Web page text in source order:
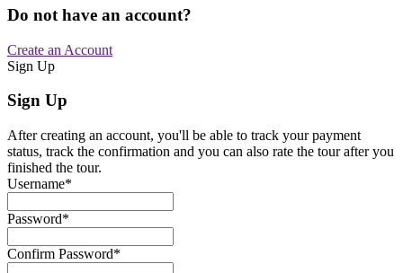
Do not have an account?
Create an Account
Sign Up
Sign Up
After creating an account, you'll be able to track your payment
status, track the confirmation and you can also rate the tour after you
finished the tour.
Username*
Password*
Confirm Password*